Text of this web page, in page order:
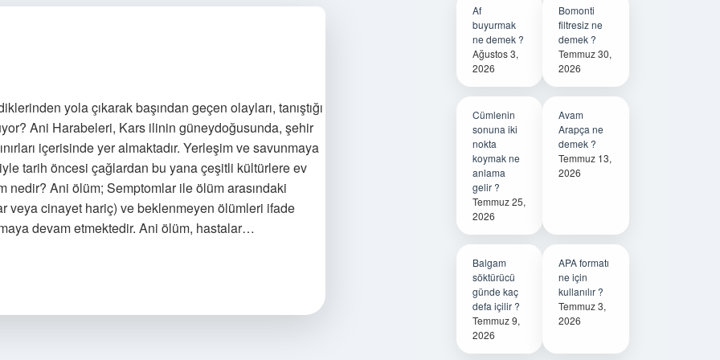
yola çıkarak başından geçen olayları, tanıştığı
Ani Harabeleri, Kars ilinin güneydoğusunda, şehir
içerisinde yer almaktadır. Yerleşim ve savunmaya
tarih öncesi çağlardan bu yana çeşitli kültürlere ev
nedir? Ani ölüm; Semptomlar ile ölüm arasındaki
veya cinayet hariç) ve beklenmeyen ölümleri ifade
devam etmektedir. Ani ölüm, hastalar…
Af
buyurmak
ne demek ?
Ağustos 3,
2026
Bomonti
filtresiz ne
demek ?
Temmuz 30,
2026
Cümlenin
sonuna iki
nokta
koymak ne
anlama
gelir ?
Temmuz 25,
2026
Avam
Arapça ne
demek ?
Temmuz 13,
2026
Balgam
söktürücü
günde kaç
defa içilir ?
Temmuz 9,
2026
APA formatı
ne için
kullanılır ?
Temmuz 3,
2026